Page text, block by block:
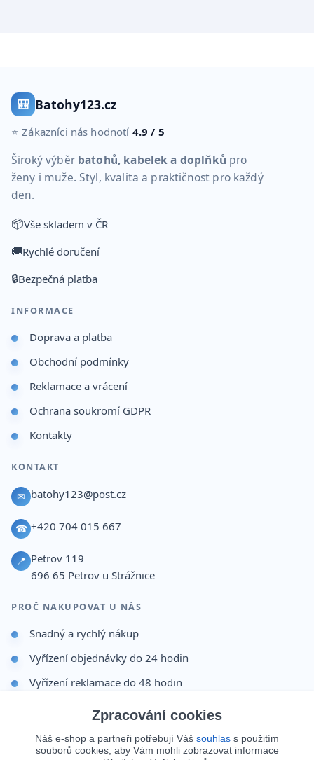
🎒 Batohy123.cz
⭐ Zákazníci nás hodnotí 4.9 / 5
Široký výběr batohů, kabelek a doplňků pro
ženy i muže. Styl, kvalita a praktičnost pro každý
den.
📦Vše skladem v ČR
🚚Rychlé doručení
🔒Bezpečná platba
INFORMACE
Doprava a platba
Obchodní podmínky
Reklamace a vrácení
Ochrana soukromí GDPR
Kontakty
KONTAKT
✉ batohy123@post.cz
☎ +420 704 015 667
📍 Petrov 119
696 65 Petrov u Strážnice
PROČ NAKUPOVAT U NÁS
Snadný a rychlý nákup
Vyřízení objednávky do 24 hodin
Vyřízení reklamace do 48 hodin
Dárek po dokončení objednávky
Odesíláme i na Slovensko
Doprava 65 Kč nad 499 Kč
Zpracování cookies
Náš e-shop a partneři potřebují Váš souhlas s použitím
souborů cookies, aby Vám mohli zobrazovat informace